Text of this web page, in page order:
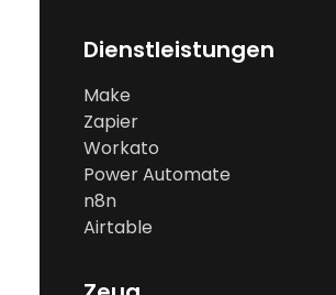
Dienstleistungen
Make
Zapier
Workato
Power Automate
n8n
Airtable